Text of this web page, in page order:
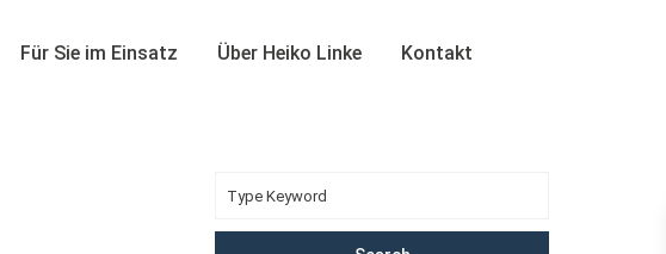
Für Sie im Einsatz Über Heiko Linke Kontakt